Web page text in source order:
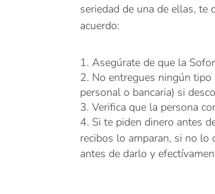
seriedad de una de ellas, te
acuerdo:
Asegúrate de que la
No entregues ningún
personal o bancaria) si
Verifica que la persona
Si te piden dinero antes
recibos lo amparan, si no lo
antes de darlo y